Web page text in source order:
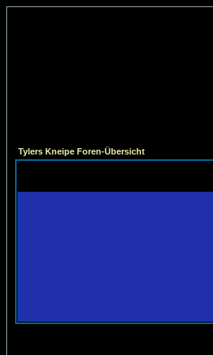
Tylers Kneipe Foren-Übersicht